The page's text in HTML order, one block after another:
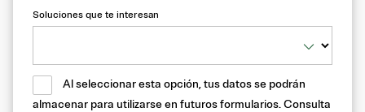
Soluciones que te interesan
Al seleccionar esta opción, tus datos se podrán
almacenar para utilizarse en futuros formularios. Consulta